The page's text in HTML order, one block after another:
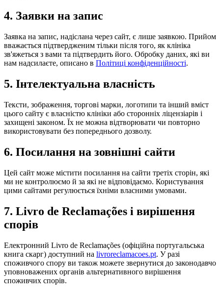
4. Заявки на запис
Заявка на запис, надіслана через сайт, є лише заявкою. Прийом
вважається підтвердженим тільки після того, як клініка
зв'яжеться з вами та підтвердить його. Обробку даних, які ви
нам надсилаєте, описано в Політиці конфіденційності.
5. Інтелектуальна власність
Тексти, зображення, торгові марки, логотипи та інший вміст
цього сайту є власністю клініки або сторонніх ліцензіарів і
захищені законом. Їх не можна відтворювати чи повторно
використовувати без попереднього дозволу.
6. Посилання на зовнішні сайти
Цей сайт може містити посилання на сайти третіх сторін, які
ми не контролюємо й за які не відповідаємо. Користування
цими сайтами регулюється їхніми власними умовами.
7. Livro de Reclamações і вирішення
спорів
Електронний Livro de Reclamações (офіційна португальська
книга скарг) доступний на livroreclamacoes.pt. У разі
споживчого спору ви також можете звернутися до законодавчо
уповноважених органів альтернативного вирішення
споживчих спорів.